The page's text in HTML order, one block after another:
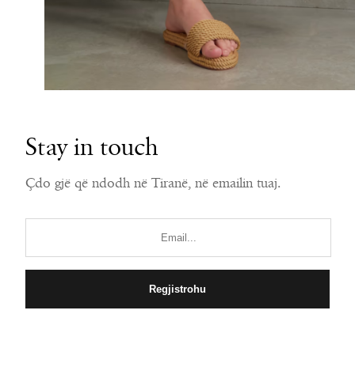
Stay in touch
Çdo gjë që ndodh në Tiranë, në emailin tuaj.